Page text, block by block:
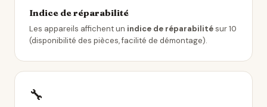
Indice de réparabilité
Les appareils affichent un indice de réparabilitésur 10
(disponibilité des pièces, facilité de démontage).
🔧